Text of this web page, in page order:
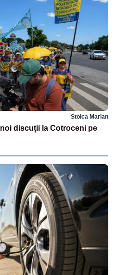
Stoica Marian
discuții la Cotroceni pe